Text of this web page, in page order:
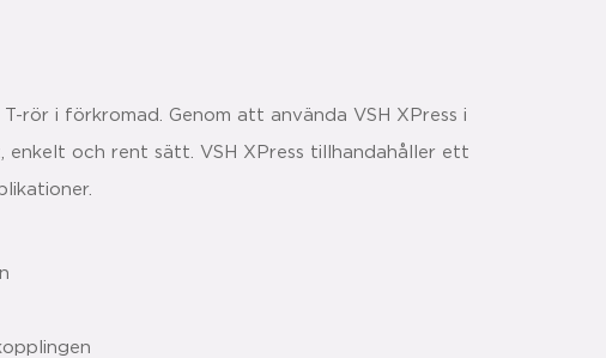
rör i förkromad. Genom att använda VSH XPress i
och rent sätt. VSH XPress tillhandahåller ett